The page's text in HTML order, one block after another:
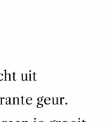
uit
geur.